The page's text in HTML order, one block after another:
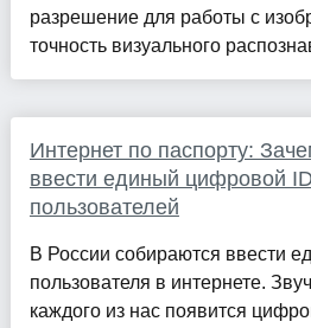
разрешение для работы с
точность визуального
Интернет по паспорту:
ввести единый цифровой
пользователей
В России собираются ввести
пользователя в интернете.
каждого из нас появится